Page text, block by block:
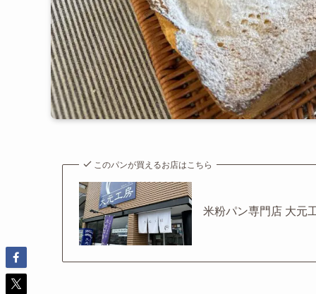
このパンが買えるお店はこちら
米粉パン専門店 大元